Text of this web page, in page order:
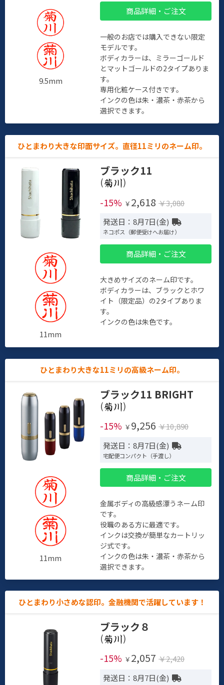
9.5mm
商品詳細・ご注文
一般のお店では購入できない限定
モデルです。
ボディカラーは、ミラーゴールド
とマットゴールドの2タイプありま
す。
専用化粧ケース付きです。
インクの色は朱・濃茶・赤茶から
選択できます。
ひとまわり大きな印面サイズ。直径11ミリのネーム印。
11mm
ブラック11
(
)
-15% ￥ 2,618 ￥3,080
発送日：8月7日(金)
ネコポス（郵便受けへお届け）
商品詳細・ご注文
大きめサイズのネーム印です。
ボディカラーは、ブラックとホワ
イト（限定品）の2タイプありま
す。
インクの色は朱色です。
ひとまわり大きな11ミリの高級ネーム印。
11mm
ブラック11 BRIGHT
(
)
-15% ￥ 9,256 ￥10,890
発送日：8月7日(金)
宅配便コンパクト（手渡し）
商品詳細・ご注文
金属ボディの高級感漂うネーム印
です。
役職のある方に最適です。
インクは交換が簡単なカートリッ
ジ式です。
インクの色は朱・濃茶・赤茶から
選択できます。
ひとまわり小さめな認印。金融機関で活躍しています！
ブラック８
(
)
-15% ￥ 2,057 ￥2,420
発送日：8月7日(金)